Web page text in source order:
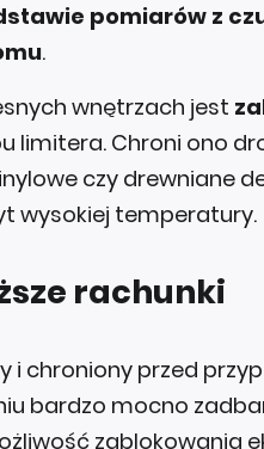
pomiarów z
.
wnętrzach jest
limitera. Chroni ono
czy drewniane
wysokiej temperatury.
rachunki
i chroniony przed
bardzo mocno
zablokowania